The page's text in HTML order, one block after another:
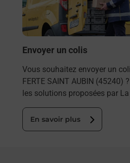
Envoyer un colis
Vous souhaitez envoyer un
FERTE SAINT AUBIN (45240)
les solutions proposées par
En savoir plus